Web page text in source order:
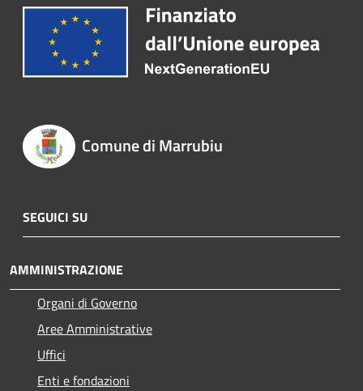
Comune di Marrubiu
SEGUICI SU
AMMINISTRAZIONE
Organi di Governo
Aree Amministrative
Uffici
Enti e fondazioni